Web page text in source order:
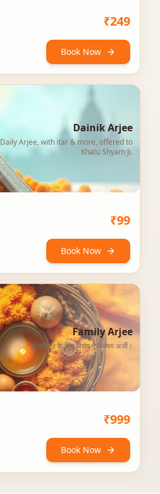
₹249
Book Now
Dainik Arjee
Daily Arjee, with itar & more, offered to
Khatu Shyam Ji.
₹99
Book Now
Family Arjee
पूरे परिवार के लिए विशेष प्रीमियम अर्जी।
₹999
Book Now